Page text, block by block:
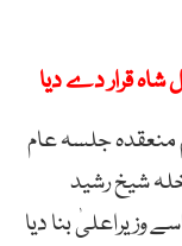
شاہ قرار دے دیا
منعقدہ جلسہ عام
شیخ رشید
وزیراعلیٰ بنا دیا